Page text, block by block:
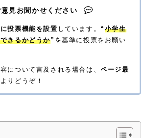
見お聞かせください
投票機能を設置 しています。 “ 小学生
きるかどうか” を基準に投票をお願い
について言及される場合は、ページ最
よりどうぞ！